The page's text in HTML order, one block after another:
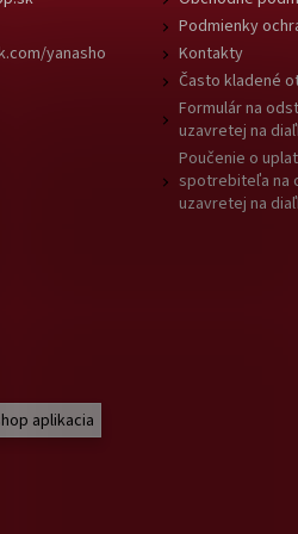
yanasho
Podmienky
Kontakty
Často kladené
Formulár na
uzavretej na
Poučenie o
spotrebiteľa na
uzavretej na
aplikacia